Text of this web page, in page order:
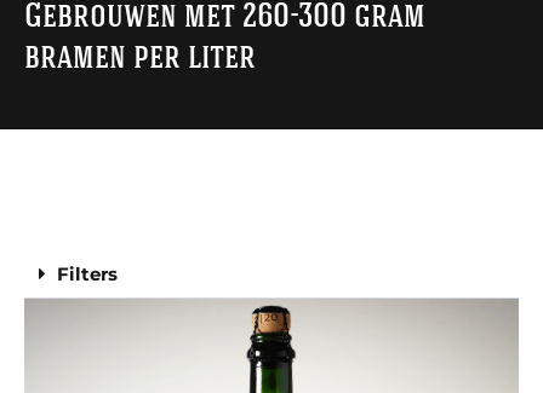
Gebrouwen met 260-300 gram
bramen per liter
Filters